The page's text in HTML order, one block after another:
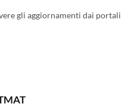
gli aggiornamenti dai portali